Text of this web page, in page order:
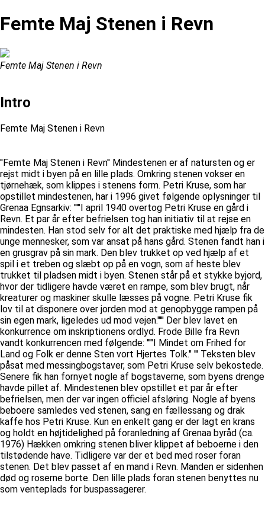
Femte Maj Stenen i Revn
Femte Maj Stenen i Revn
Intro
Femte Maj Stenen i Revn
''Femte Maj Stenen i Revn'' Mindestenen er af natursten og er
rejst midt i byen på en lille plads. Omkring stenen vokser en
tjørnehæk, som klippes i stenens form. Petri Kruse, som har
opstillet mindestenen, har i 1996 givet følgende oplysninger til
Grenaa Egnsarkiv: '''"I april 1940 overtog Petri Kruse en gård i
Revn. Et par år efter befrielsen tog han initiativ til at rejse en
mindesten. Han stod selv for alt det praktiske med hjælp fra de
unge mennesker, som var ansat på hans gård. Stenen fandt han i
en grusgrav på sin mark. Den blev trukket op ved hjælp af et
spil i et treben og slæbt op på en vogn, som af heste blev
trukket til pladsen midt i byen. Stenen står på et stykke byjord,
hvor der tidligere havde været en rampe, som blev brugt, når
kreaturer og maskiner skulle læsses på vogne. Petri Kruse fik
lov til at disponere over jorden mod at genopbygge rampen på
sin egen mark, ligeledes ud mod vejen."''' Der blev lavet en
konkurrence om inskriptionens ordlyd. Frode Bille fra Revn
vandt konkurrencen med følgende: '''"I Mindet om Frihed for
Land og Folk er denne Sten vort Hjertes Tolk." ''' Teksten blev
påsat med messingbogstaver, som Petri Kruse selv bekostede.
Senere fik han fornyet nogle af bogstaverne, som byens drenge
havde pillet af. Mindestenen blev opstillet et par år efter
befrielsen, men der var ingen officiel afsløring. Nogle af byens
beboere samledes ved stenen, sang en fællessang og drak
kaffe hos Petri Kruse. Kun en enkelt gang er der lagt en krans
og holdt en højtidelighed på foranledning af Grenaa byråd (ca.
1976) Hækken omkring stenen bliver klippet af beboerne i den
tilstødende have. Tidligere var der et bed med roser foran
stenen. Det blev passet af en mand i Revn. Manden er sidenhen
død og roserne borte. Den lille plads foran stenen benyttes nu
som venteplads for buspassagerer.